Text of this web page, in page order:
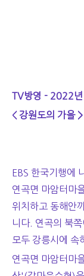
TV방영 - 2022
< 강원도의 가을
EBS 한국기행에
연곡면 마암터마
위치하고 동해안
니다. 연곡의 북
모두 강릉시에 속
연곡면 마암터마